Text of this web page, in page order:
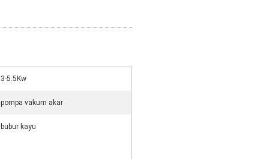
3-5.5Kw
pompa vakum akar
bubur kayu